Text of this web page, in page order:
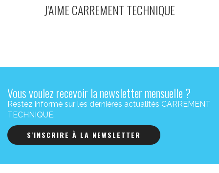
J'AIME CARREMENT TECHNIQUE
Vous voulez recevoir la newsletter mensuelle ?
Restez informé sur les dernières actualités CARREMENT
TECHNIQUE.
S'INSCRIRE À LA NEWSLETTER